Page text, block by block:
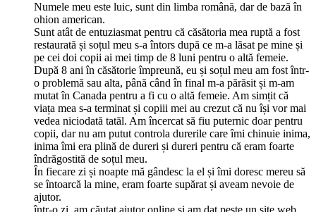
Numele meu este luic, sunt din limba română, dar de bază în
ohion american.
Sunt atât de entuziasmat pentru că căsătoria mea ruptă a fost
restaurată și soțul meu s-a întors după ce m-a lăsat pe mine și
pe cei doi copii ai mei timp de 8 luni pentru o altă femeie.
După 8 ani în căsătorie împreună, eu și soțul meu am fost într-
o problemă sau alta, până când în final m-a părăsit și m-am
mutat în Canada pentru a fi cu o altă femeie. Am simțit că
viața mea s-a terminat și copiii mei au crezut că nu își vor mai
vedea niciodată tatăl. Am încercat să fiu puternic doar pentru
copii, dar nu am putut controla durerile care îmi chinuie inima,
inima îmi era plină de dureri și dureri pentru că eram foarte
îndrăgostită de soțul meu.
În fiecare zi și noapte mă gândesc la el și îmi doresc mereu să
se întoarcă la mine, eram foarte supărat și aveam nevoie de
ajutor.